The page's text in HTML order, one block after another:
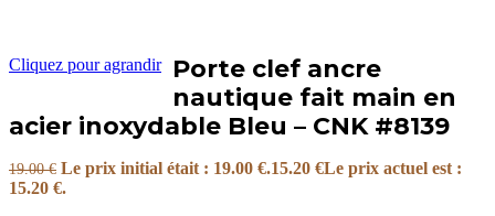
Cliquez pour agrandir
Porte clef ancre
nautique fait main en
acier inoxydable Bleu – CNK #8139
19.00€ Le prix initial était : 19.00 €.15.20 €Le prix actuel est :
15.20 €.